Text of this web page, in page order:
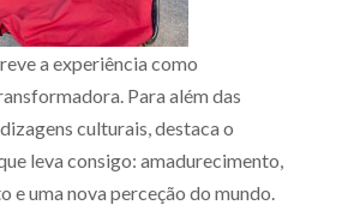
a experiência como
Para além das
culturais, destaca o
leva consigo: amadurecimento,
e uma nova perceção do mundo.